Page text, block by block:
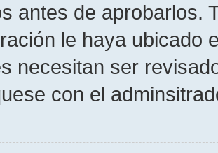
antes de aprobarlos.
le haya ubicado
necesitan ser
con el